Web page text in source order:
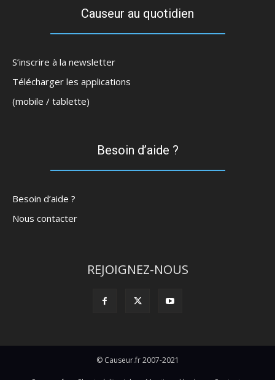
Causeur au quotidien
S’inscrire à la newsletter
Télécharger les applications
(mobile / tablette)
Besoin d’aide ?
Besoin d’aide ?
Nous contacter
REJOIGNEZ-NOUS
© Causeur.fr 2007-2021